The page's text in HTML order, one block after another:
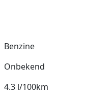
Benzine
Onbekend
4.3 l/100km